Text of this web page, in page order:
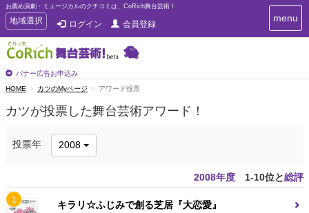
お薦め演劇・ミュージカルのクチコミは、CoRich舞台芸術！
T
o
g
g
e
n
v
a
n
地域選択 ログイン 会員登録
バナー広告お申込み
T
o
t
menu
HOME カツのMyページ アワード投票
カツが投票した舞台芸術アワード！
投票年 2008
2008年度 1-10位と総評
1 キラリ☆ふじみで創る芝居『大恋愛』